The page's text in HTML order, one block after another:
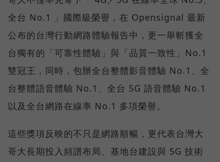
全台 No.1 」國際級榮譽，在 Opensignal 最新
公布的台灣行動網路體驗報告中，更一舉斬獲全
台獨有的「可靠性體驗」與「品質一致性」No.1
雙冠王，同時，包辦全台整體影音體驗 No.1、全
台整體語音體驗 No.1、全台 5G 語音體驗 No.1
以及全台網路在線率 No.1 多項榮譽。
這些獎項反映的不只是網路順暢，更代表台灣大
哥大長期投入頻譜布局、基地台建設與 5G 技術